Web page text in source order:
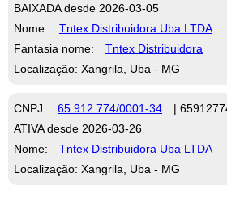
BAIXADA desde 2026-03-05
Nome:
Tntex Distribuidora Uba LTDA
Fantasia nome:
Tntex Distribuidora
Localização: Xangrila, Uba - MG
CNPJ: 65.912.774/0001-34
|
ATIVA desde 2026-03-26
Nome:
Tntex Distribuidora Uba LTDA
Localização: Xangrila, Uba - MG